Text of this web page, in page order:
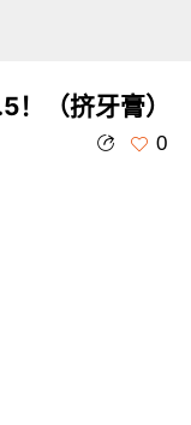
！（挤牙膏）
0